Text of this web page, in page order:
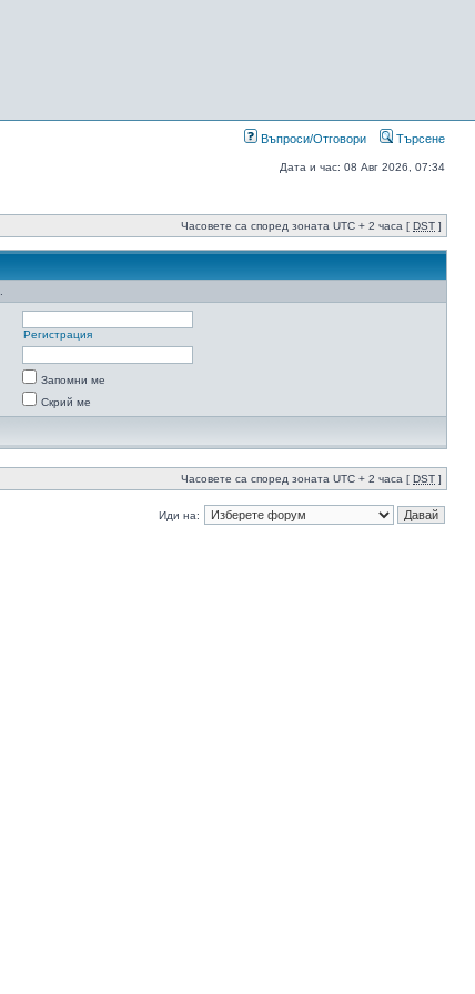
Въпроси/Отговори Търсене
Дата и час: 08 Авг 2026, 07:34
Часовете са според зоната UTC + 2 часа [ DST ]
Регистрация
Запомни ме
Скрий ме
Часовете са според зоната UTC + 2 часа [ DST ]
Иди на: